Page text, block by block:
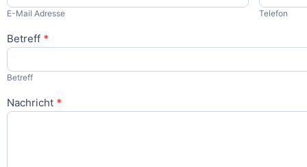
E-Mail Adresse Telefon
Betreff *
Betreff
Nachricht *